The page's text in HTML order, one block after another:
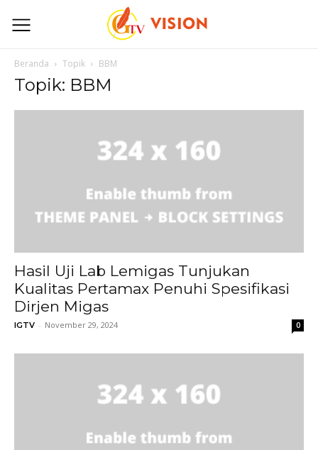
Beranda Topik BBM
Topik: BBM
Hasil Uji Lab Lemigas Tunjukan
Kualitas Pertamax Penuhi Spesifikasi
Dirjen Migas
IGTV - November 29, 2024 0